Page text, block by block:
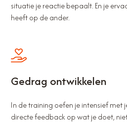
situatie je reactie bepaalt. En je
heeft op de ander.
Gedrag ontwikkelen
In de training oefen je intensief met
directe feedback op wat je doet,